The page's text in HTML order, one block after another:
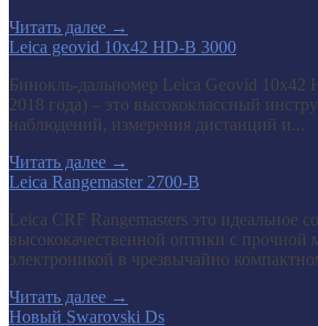
Читать далее →
Leica geovid 10x42 HD-B 3000
Бинокль-дальномер Leica Geovid 10x42
2018 года) – это высококлассный
наблюдений, измерения дистанций и...
Читать далее →
Leica Rangemaster 2700-B
Leica CRF Rangemasters это идеальное
высококачественной оптики с прочной
электроникой в чрезвычайно
Читать далее →
Новый Swarovski Ds